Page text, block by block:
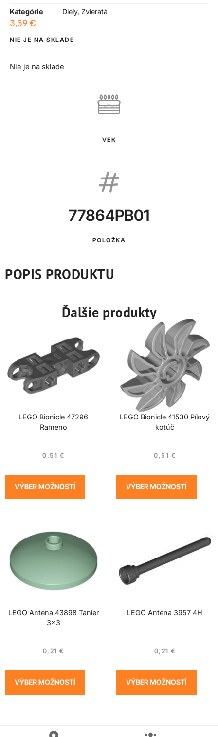
Kategórie
Diely, Zvieratá
3,59 €
NIE JE NA SKLADE
Nie je na sklade
VEK
77864PB01
POLOŽKA
POPIS PRODUKTU
Ďalšie produkty
LEGO Bionicle 47296
Rameno
0,51 €
VÝBER MOŽNOSTÍ
LEGO Bionicle 41530 Pílový
kotúč
0,51 €
VÝBER MOŽNOSTÍ
LEGO Anténa 43898 Tanier
3×3
0,21 €
VÝBER MOŽNOSTÍ
LEGO Anténa 3957 4H
0,21 €
VÝBER MOŽNOSTÍ